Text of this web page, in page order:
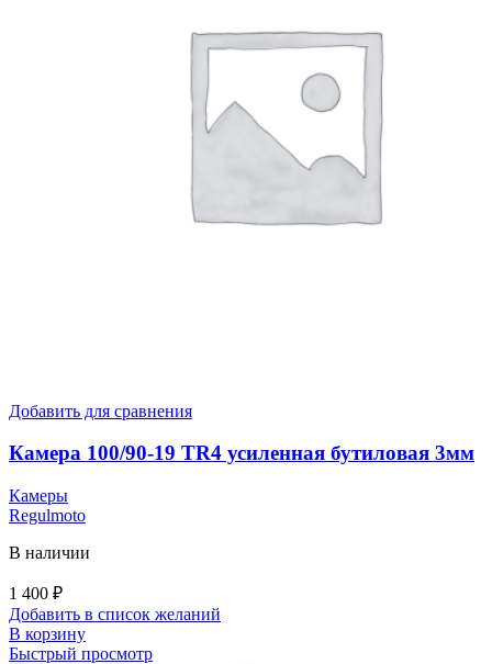
Добавить для сравнения
Камера 100/90-19 TR4 усиленная бутиловая 3мм
Камеры
Regulmoto
В наличии
1 400 ₽
Добавить в список желаний
В корзину
Быстрый просмотр